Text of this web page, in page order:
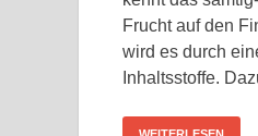
Frucht auf den
wird es durch
Inhaltsstoffe.